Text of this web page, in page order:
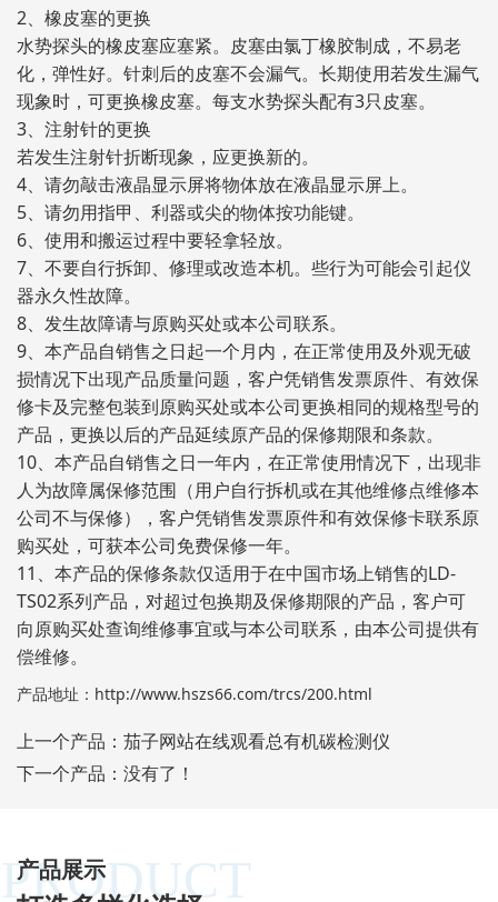
2、橡皮塞的更换
水势探头的橡皮塞应塞紧。皮塞由氯丁橡胶制成，不易老
化，弹性好。针刺后的皮塞不会漏气。长期使用若发生漏气
现象时，可更换橡皮塞。每支水势探头配有3只皮塞。
3、注射针的更换
若发生注射针折断现象，应更换新的。
4、请勿敲击液晶显示屏将物体放在液晶显示屏上。
5、请勿用指甲、利器或尖的物体按功能键。
6、使用和搬运过程中要轻拿轻放。
7、不要自行拆卸、修理或改造本机。些行为可能会引起仪
器永久性故障。
8、发生故障请与原购买处或本公司联系。
9、本产品自销售之日起一个月内，在正常使用及外观无破
损情况下出现产品质量问题，客户凭销售发票原件、有效保
修卡及完整包装到原购买处或本公司更换相同的规格型号的
产品，更换以后的产品延续原产品的保修期限和条款。
10、本产品自销售之日一年内，在正常使用情况下，出现非
人为故障属保修范围（用户自行拆机或在其他维修点维修本
公司不与保修），客户凭销售发票原件和有效保修卡联系原
购买处，可获本公司免费保修一年。
11、本产品的保修条款仅适用于在中国市场上销售的LD-
TS02系列产品，对超过包换期及保修期限的产品，客户可
向原购买处查询维修事宜或与本公司联系，由本公司提供有
偿维修。
产品地址： http://www.hszs66.com/trcs/200.html
上一个产品： 茄子网站在线观看总有机碳检测仪
下一个产品：没有了！
产品展示
PRODUCT